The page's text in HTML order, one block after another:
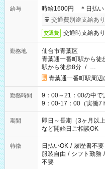
給与
時給1600円 ＊日払い
交通費別途支給あり
交通費 交通時支給あ
勤務地
仙台市青葉区
青葉通一番町駅から徒
駅から徒歩8分 / …
青葉通一番町駅周辺
勤務時間
9：00～21：00の中で実働7ｈ～ ＜シフト例
9：00-17：00（実働7
憩1ｈ） 10：00-19：00（実
11：00-20：00（実働
休憩1ｈ） 12：00-21
期間
即日～長期（3ヶ月以
など開始日ご相談OK
特徴 日払いOK / 履歴書不要
服装自由 / シフト勤務 /
不要